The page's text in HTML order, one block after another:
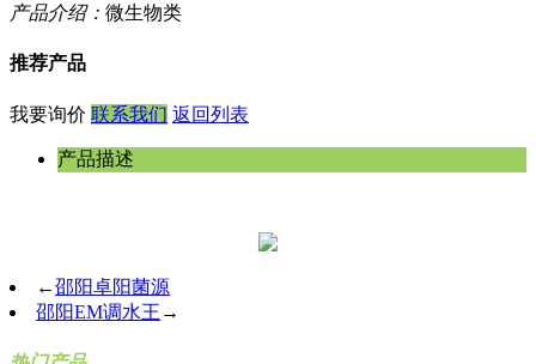
产品介绍： 微生物类
推荐产品
我要询价 联系我们 返回列表
产品描述
←邵阳卓阳菌源
邵阳EM调水王 →